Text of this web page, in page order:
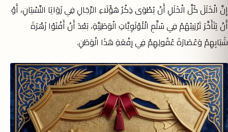
إِنَّ الْخَلَلَ كُلَّ الْخَلَلِ أَنْ يُطْوَى ذِكْرُ هَؤُلَاءِ الرِّجَالِ فِي زَوَايَا النِّسْيَانِ، أَوْ
أَنْ يَتَأَخَّرَ تَرْتِيبُهُمْ فِي سُلَّمِ الْأَوْلَوِيَّاتِ الْوَطَنِيَّةِ، بَعْدَ أَنْ أَفْنَوْا زَهْرَةَ
شَبَابِهِمْ وَعُصَارَةَ عُقُولِهِمْ فِي رِفْعَةِ هَذَا الْوَطَنِ.